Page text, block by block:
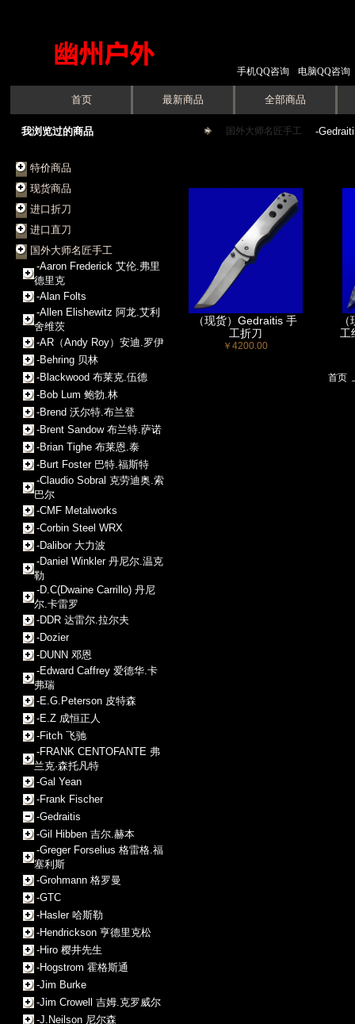
手机QQ咨询 电脑QQ咨询
首页 最新商品 全部商品
我浏览过的商品
特价商品
现货商品
进口折刀
进口直刀
国外大师名匠手工
-Aaron Frederick 艾伦.弗里
德里克
-Alan Folts
-Allen Elishewitz 阿龙.艾利
舍维茨
-AR（Andy Roy）安迪.罗伊
-Behring 贝林
-Blackwood 布莱克.伍德
-Bob Lum 鲍勃.林
-Brend 沃尔特.布兰登
-Brent Sandow 布兰特.萨诺
-Brian Tighe 布莱恩.泰
-Burt Foster 巴特.福斯特
-Claudio Sobral 克劳迪奥.索
巴尔
-CMF Metalworks
-Corbin Steel WRX
-Dalibor 大力波
-Daniel Winkler 丹尼尔.温克
勒
-D.C(Dwaine Carrillo) 丹尼
尔.卡雷罗
-DDR 达雷尔.拉尔夫
-Dozier
-DUNN 邓恩
-Edward Caffrey 爱德华.卡
弗瑞
-E.G.Peterson 皮特森
-E.Z 成恒正人
-Fitch 飞驰
-FRANK CENTOFANTE 弗
兰克·森托凡特
-Gal Yean
-Frank Fischer
-Gedraitis
-Gil Hibben 吉尔.赫本
-Greger Forselius 格雷格.福
塞利斯
-Grohmann 格罗曼
-GTC
-Hasler 哈斯勒
-Hendrickson 亨德里克松
-Hiro 樱井先生
-Hogstrom 霍格斯通
-Jim Burke
-Jim Crowell 吉姆.克罗威尔
-J.Neilson 尼尔森
国外大师名匠手工 -
（现货）Gedraitis 手
工折刀
￥4200.00
工
首页